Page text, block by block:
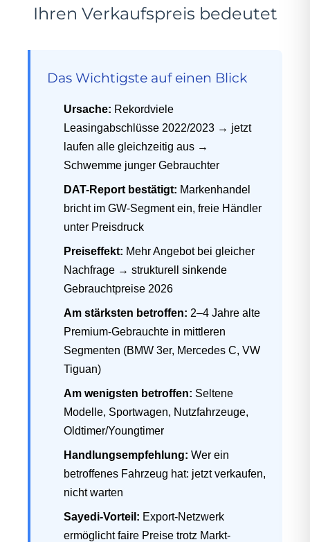
Ihren Verkaufspreis bedeutet
Das Wichtigste auf einen Blick
Ursache: Rekordviele
Leasingabschlüsse 2022/2023 → jetzt
laufen alle gleichzeitig aus →
Schwemme junger Gebrauchter
DAT-Report bestätigt: Markenhandel
bricht im GW-Segment ein, freie Händler
unter Preisdruck
Preiseffekt: Mehr Angebot bei gleicher
Nachfrage → strukturell sinkende
Gebrauchtpreise 2026
Am stärksten betroffen: 2–4 Jahre alte
Premium-Gebrauchte in mittleren
Segmenten (BMW 3er, Mercedes C, VW
Tiguan)
Am wenigsten betroffen: Seltene
Modelle, Sportwagen, Nutzfahrzeuge,
Oldtimer/Youngtimer
Handlungsempfehlung: Wer ein
betroffenes Fahrzeug hat: jetzt verkaufen,
nicht warten
Sayedi-Vorteil: Export-Netzwerk
ermöglicht faire Preise trotz Markt-